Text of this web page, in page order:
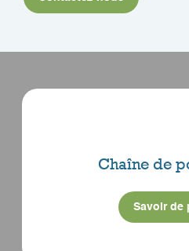
Chaîne de
Savoir de